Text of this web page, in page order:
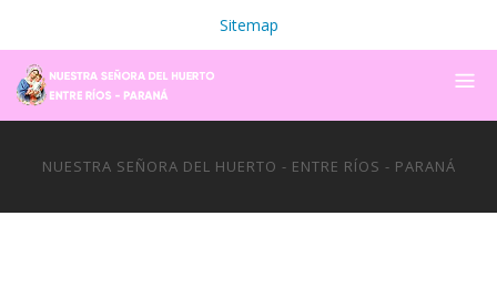
Sitemap
NUESTRA SEÑORA DEL HUERTO - ENTRE RÍOS - PARANÁ